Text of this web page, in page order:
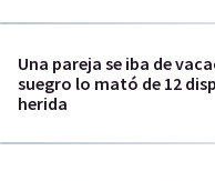
Una pareja se iba de
suegro lo mató de 12
herida